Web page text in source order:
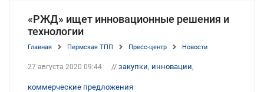
«РЖД» ищет инновационные решения и
технологии
Главная Пермская ТПП Пресс-центр Новости
27 августа 2020 09:44 // закупки, инновации,
коммерческие предложения